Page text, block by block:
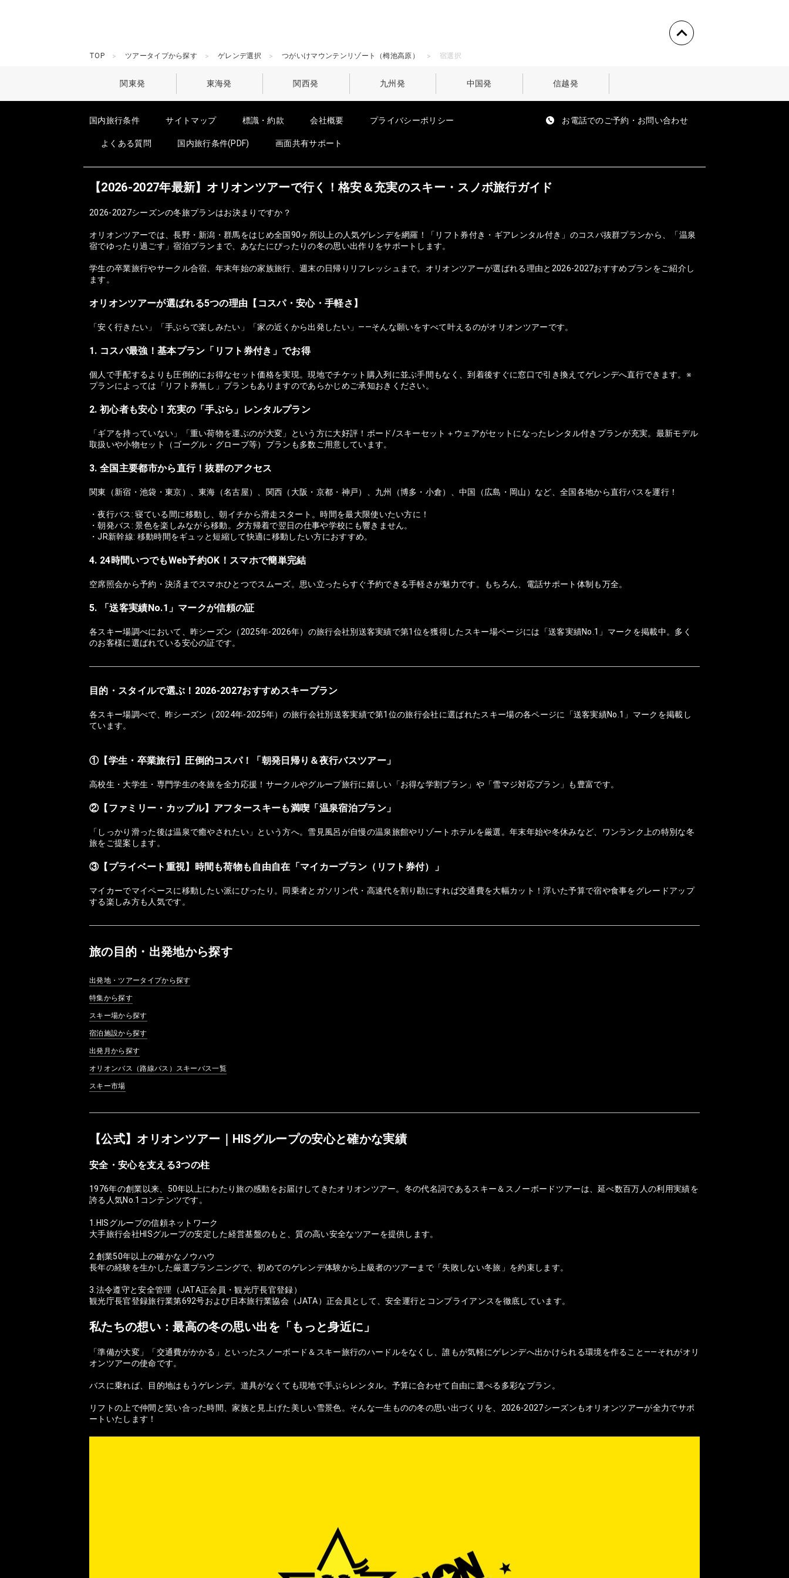
TOP ツアータイプから探す ゲレンデ選択 つがいけマウンテンリゾート（栂池高原） 宿選択
関東発 東海発 関西発 九州発 中国発 信越発
お電話でのご予約・お問い合わせ
国内旅行条件 サイトマップ 標識・約款 会社概要 プライバシーポリシー
よくある質問 国内旅行条件(PDF) 画面共有サポート
【2026-2027年最新】オリオンツアーで行く！格安＆充実のスキー・スノボ旅行ガイド
2026-2027シーズンの冬旅プランはお決まりですか？
オリオンツアーでは、長野・新潟・群馬をはじめ全国90ヶ所以上の人気ゲレンデを網羅！「リフト券付き・ギアレンタル付き」のコスパ抜群プランから、「温泉
宿でゆったり過ごす」宿泊プランまで、あなたにぴったりの冬の思い出作りをサポートします。
学生の卒業旅行やサークル合宿、年末年始の家族旅行、週末の日帰りリフレッシュまで。オリオンツアーが選ばれる理由と2026-2027おすすめプランをご紹介し
ます。
オリオンツアーが選ばれる5つの理由【コスパ・安心・手軽さ】
「安く行きたい」「手ぶらで楽しみたい」「家の近くから出発したい」——そんな願いをすべて叶えるのがオリオンツアーです。
1. コスパ最強！基本プラン「リフト券付き」でお得
個人で手配するよりも圧倒的にお得なセット価格を実現。現地でチケット購入列に並ぶ手間もなく、到着後すぐに窓口で引き換えてゲレンデへ直行できます。※
プランによっては「リフト券無し」プランもありますのであらかじめご承知おきください。
2. 初心者も安心！充実の「手ぶら」レンタルプラン
「ギアを持っていない」「重い荷物を運ぶのが大変」という方に大好評！ボード/スキーセット＋ウェアがセットになったレンタル付きプランが充実。最新モデル
取扱いや小物セット（ゴーグル・グローブ等）プランも多数ご用意しています。
3. 全国主要都市から直行！抜群のアクセス
関東（新宿・池袋・東京）、東海（名古屋）、関西（大阪・京都・神戸）、九州（博多・小倉）、中国（広島・岡山）など、全国各地から直行バスを運行！
・夜行バス: 寝ている間に移動し、朝イチから滑走スタート。時間を最大限使いたい方に！
・朝発バス: 景色を楽しみながら移動。夕方帰着で翌日の仕事や学校にも響きません。
・JR新幹線: 移動時間をギュッと短縮して快適に移動したい方におすすめ。
4. 24時間いつでもWeb予約OK！スマホで簡単完結
空席照会から予約・決済までスマホひとつでスムーズ。思い立ったらすぐ予約できる手軽さが魅力です。もちろん、電話サポート体制も万全。
5. 「送客実績No.1」マークが信頼の証
各スキー場調べにおいて、昨シーズン（2025年-2026年）の旅行会社別送客実績で第1位を獲得したスキー場ページには「送客実績No.1」マークを掲載中。多く
のお客様に選ばれている安心の証です。
目的・スタイルで選ぶ！2026-2027おすすめスキープラン
各スキー場調べで、昨シーズン（2024年-2025年）の旅行会社別送客実績で第1位の旅行会社に選ばれたスキー場の各ページに「送客実績No.1」マークを掲載し
ています。
①【学生・卒業旅行】圧倒的コスパ！「朝発日帰り＆夜行バスツアー」
高校生・大学生・専門学生の冬旅を全力応援！サークルやグループ旅行に嬉しい「お得な学割プラン」や「雪マジ対応プラン」も豊富です。
②【ファミリー・カップル】アフタースキーも満喫「温泉宿泊プラン」
「しっかり滑った後は温泉で癒やされたい」という方へ。雪見風呂が自慢の温泉旅館やリゾートホテルを厳選。年末年始や冬休みなど、ワンランク上の特別な冬
旅をご提案します。
③【プライベート重視】時間も荷物も自由自在「マイカープラン（リフト券付）」
マイカーでマイペースに移動したい派にぴったり。同乗者とガソリン代・高速代を割り勘にすれば交通費を大幅カット！浮いた予算で宿や食事をグレードアップ
する楽しみ方も人気です。
旅の目的・出発地から探す
出発地・ツアータイプから探す
特集から探す
スキー場から探す
宿泊施設から探す
出発月から探す
オリオンバス（路線バス）スキーバス一覧
スキー市場
【公式】オリオンツアー｜HISグループの安心と確かな実績
安全・安心を支える3つの柱
1976年の創業以来、50年以上にわたり旅の感動をお届けしてきたオリオンツアー。冬の代名詞であるスキー＆スノーボードツアーは、延べ数百万人の利用実績を
誇る人気No.1コンテンツです。
1.HISグループの信頼ネットワーク
大手旅行会社HISグループの安定した経営基盤のもと、質の高い安全なツアーを提供します。
2.創業50年以上の確かなノウハウ
長年の経験を生かした厳選プランニングで、初めてのゲレンデ体験から上級者のツアーまで「失敗しない冬旅」を約束します。
3.法令遵守と安全管理（JATA正会員・観光庁長官登録）
観光庁長官登録旅行業第692号および日本旅行業協会（JATA）正会員として、安全運行とコンプライアンスを徹底しています。
私たちの想い：最高の冬の思い出を「もっと身近に」
「準備が大変」「交通費がかかる」といったスノーボード＆スキー旅行のハードルをなくし、誰もが気軽にゲレンデへ出かけられる環境を作ること——それがオリ
オンツアーの使命です。
バスに乗れば、目的地はもうゲレンデ。道具がなくても現地で手ぶらレンタル。予算に合わせて自由に選べる多彩なプラン。
リフトの上で仲間と笑い合った時間、家族と見上げた美しい雪景色。そんな一生ものの冬の思い出づくりを、2026-2027シーズンもオリオンツアーが全力でサポ
ートいたします！